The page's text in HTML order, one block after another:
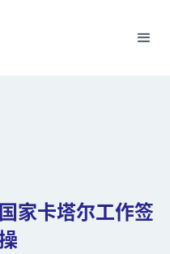
家卡塔尔工作签